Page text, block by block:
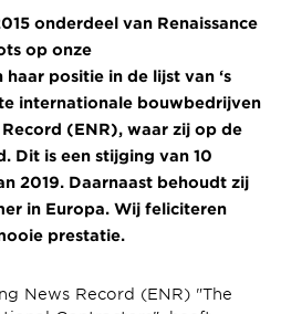
onderdeel van Renaissance
op onze
positie in de lijst van ‘s
internationale bouwbedrijven
(ENR), waar zij op de
Dit is een stijging van 10
2019. Daarnaast behoudt zij
in Europa. Wij feliciteren
prestatie.
News Record (ENR) "The